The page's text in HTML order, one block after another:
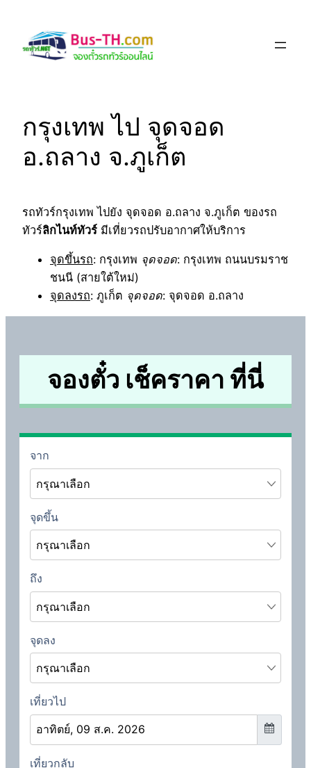
content
กรุงเทพ ไป จุดจอด
อ.ถลาง จ.ภูเก็ต
รถทัวร์กรุงเทพ ไปยัง จุดจอด อ.ถลาง จ.ภูเก็ต ของรถ
ทัวร์ลิกไนท์ทัวร์ มีเที่ยวรถปรับอากาศให้บริการ
จุดขึ้นรถ: กรุงเทพ จุดจอด: กรุงเทพ ถนนบรมราช
ชนนี (สายใต้ใหม่)
จุดลงรถ: ภูเก็ต จุดจอด: จุดจอด อ.ถลาง
จองตั๋ว เช็คราคา ที่นี่